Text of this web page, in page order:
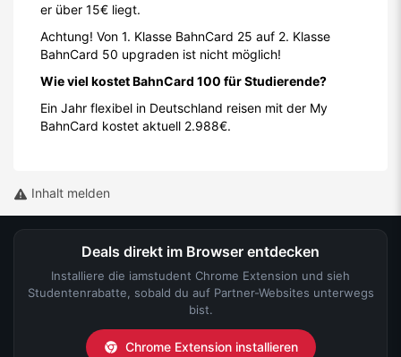
er über 15€ liegt.
Achtung! Von 1. Klasse BahnCard 25 auf 2. Klasse
BahnCard 50 upgraden ist nicht möglich!
Wie viel kostet BahnCard 100 für Studierende?
Ein Jahr flexibel in Deutschland reisen mit der My
BahnCard kostet aktuell 2.988€.
Inhalt melden
Deals direkt im Browser entdecken
Installiere die iamstudent Chrome Extension und sieh
Studentenrabatte, sobald du auf Partner-Websites unterwegs
bist.
Chrome Extension installieren